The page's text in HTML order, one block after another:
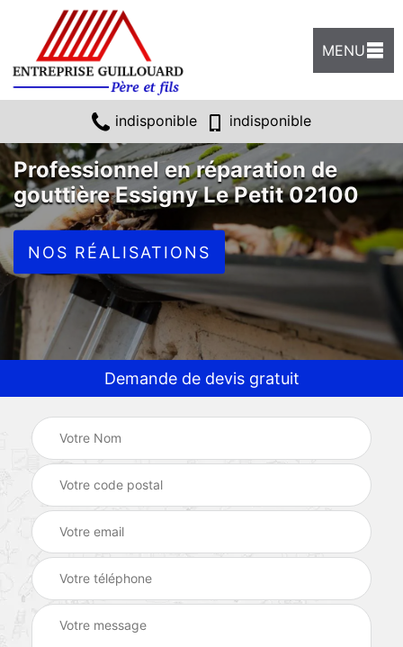
MENU
indisponible indisponible
Professionnel en réparation de
gouttière Essigny Le Petit 02100
NOS RÉALISATIONS
Demande de devis gratuit